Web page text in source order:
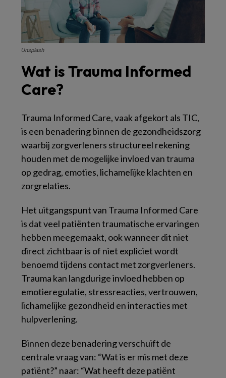
Unsplash
Wat is Trauma Informed
Care?
Trauma Informed Care, vaak afgekort als TIC,
is een benadering binnen de gezondheidszorg
waarbij zorgverleners structureel rekening
houden met de mogelijke invloed van trauma
op gedrag, emoties, lichamelijke klachten en
zorgrelaties.
Het uitgangspunt van Trauma Informed Care
is dat veel patiënten traumatische ervaringen
hebben meegemaakt, ook wanneer dit niet
direct zichtbaar is of niet expliciet wordt
benoemd tijdens contact met zorgverleners.
Trauma kan langdurige invloed hebben op
emotieregulatie, stressreacties, vertrouwen,
lichamelijke gezondheid en interacties met
hulpverlening.
Binnen deze benadering verschuift de
centrale vraag van: “Wat is er mis met deze
patiënt?” naar: “Wat heeft deze patiënt